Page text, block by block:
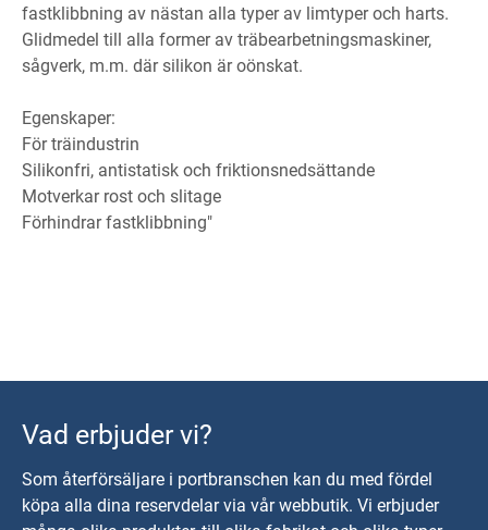
fastklibbning av nästan alla typer av limtyper och harts.
Glidmedel till alla former av träbearbetningsmaskiner,
sågverk, m.m. där silikon är oönskat.
Egenskaper:
För träindustrin
Silikonfri, antistatisk och friktionsnedsättande
Motverkar rost och slitage
Förhindrar fastklibbning"
Vad erbjuder vi?
Som återförsäljare i portbranschen kan du med fördel
köpa alla dina reservdelar via vår webbutik. Vi erbjuder